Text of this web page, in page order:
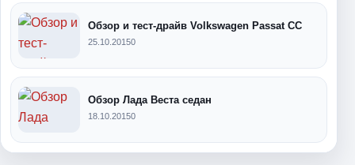
Обзор и тест-драйв Volkswagen Passat CC
25.10.20150
Обзор Лада Веста седан
18.10.20150